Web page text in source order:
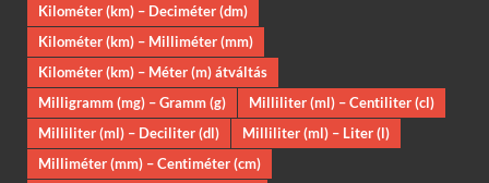
Kilométer (km) – Deciméter (dm)
Kilométer (km) – Milliméter (mm)
Kilométer (km) – Méter (m) átváltás
Milligramm (mg) – Gramm (g)
Milliliter (ml) – Centiliter (cl)
Milliliter (ml) – Deciliter (dl)
Milliliter (ml) – Liter (l)
Milliméter (mm) – Centiméter (cm)